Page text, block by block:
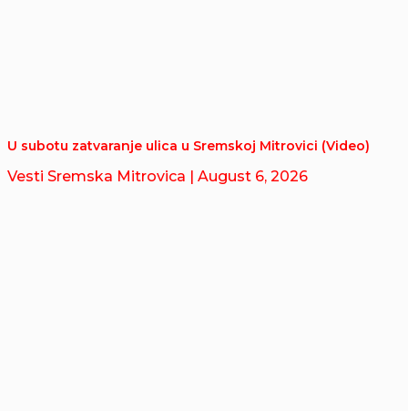
U subotu zatvaranje ulica u Sremskoj Mitrovici (Video)
Vesti Sremska Mitrovica | August 6, 2026